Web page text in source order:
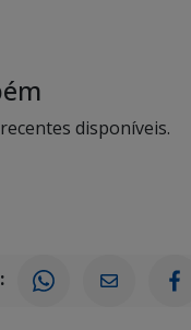
disponíveis.